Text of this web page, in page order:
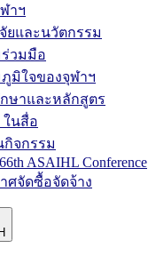
าฯ
ยและนวัตกรรม
วมมือ
มิใจของจุฬาฯ
ษาและหลักสูตร
ในสื่อ
จกรรม
ASAIHL Conference
ศจัดซื้อจัดจ้าง